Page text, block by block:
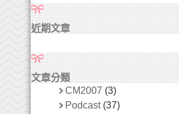
近期文章
文章分類
CM2007 (3)
Podcast(37)